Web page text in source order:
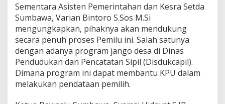
Sementara Asisten Pemerintahan dan Kesra Setda
Sumbawa, Varian Bintoro S.Sos M.Si
mengungkapkan, pihaknya akan mendukung
secara penuh proses Pemilu ini. Salah satunya
dengan adanya program jango desa di Dinas
Pendudukan dan Pencatatan Sipil (Disdukcapil).
Dimana program ini dapat membantu KPU dalam
melakukan pendataan pemilih.